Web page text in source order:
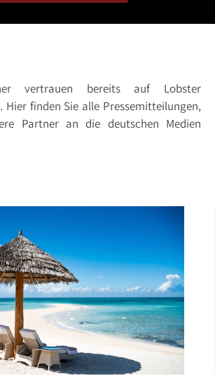
vertrauen bereits auf Lobster
Hier finden Sie alle Pressemitteilungen,
Partner an die deutschen Medien